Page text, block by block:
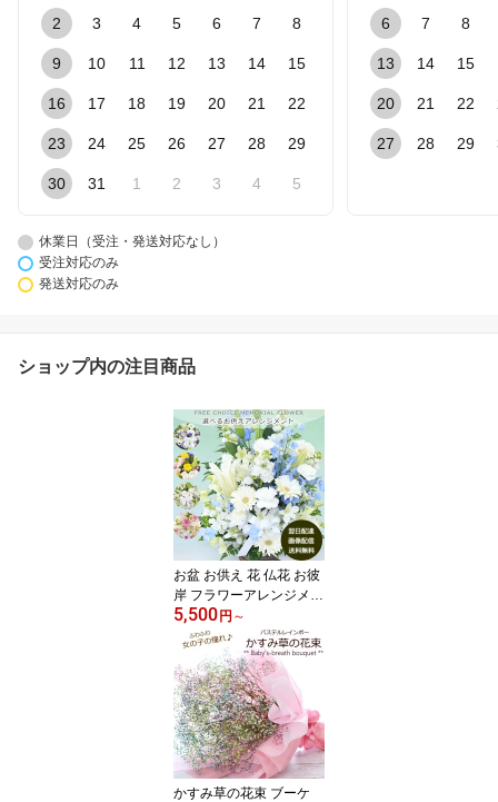
2 3 4 5 6 7 8
9 10 11 12 13 14 15
16 17 18 19 20 21 22
23 24 25 26 27 28 29
30 31 1 2 3 4 5
6 7 8
13 14 15
20 21 22
27 28 29
休業日（受注・発送対応なし）
受注対応のみ
発送対応のみ
ショップ内の注目商品
お盆 お供え 花 仏花 お彼
岸 フラワーアレンジメン
ト お悔やみ 法事 法要 四
十九日 即日発送 あす楽
法事 法要 送料無料 【画
像配信】 [生花アレンジ
メント]
5,500円 ～
かすみ草の花束 ブーケ